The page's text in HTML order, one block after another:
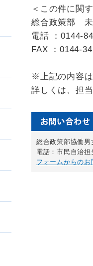
＜この件に関
総合政策部 未
電話 ：0144-
FAX ：0144-
※上記の内容は
詳しくは、担
総合政策部協働男
電話：市民自治
フォームからのお